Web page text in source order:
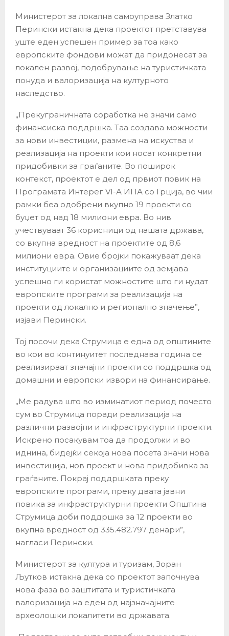
Министерот за локална самоуправа Златко
Перински истакна дека проектот претставува
уште еден успешен пример за тоа како
европските фондови можат да придонесат за
локален развој, подобрување на туристичката
понуда и валоризација на културното
наследство.
„Прекуграничната соработка не значи само
финансиска поддршка. Таа создава можности
за нови инвестиции, размена на искуства и
реализација на проекти кои носат конкретни
придобивки за граѓаните. Во поширок
контекст, проектот е дел од првиот повик на
Програмата Интерег VI-А ИПА со Грција, во чии
рамки беа одобрени вкупно 19 проекти со
буџет од над 18 милиони евра. Во нив
учествуваат 36 корисници од нашата држава,
со вкупна вредност на проектите од 8,6
милиони евра. Овие бројки покажуваат дека
институциите и организациите од земјава
успешно ги користат можностите што ги нудат
европските програми за реализација на
проекти од локално и регионално значење”,
изјави Перински.
Тој посочи дека Струмица е една од општините
во кои во континуитет последнава година се
реализираат значајни проекти со поддршка од
домашни и европски извори на финансирање.
„Ме радува што во изминатиот период почесто
сум во Струмица поради реализација на
различни развојни и инфраструктурни проекти.
Искрено посакувам тоа да продолжи и во
иднина, бидејќи секоја нова посета значи нова
инвестиција, нов проект и нова придобивка за
граѓаните. Покрај поддршката преку
европските програми, преку двата јавни
повика за инфраструктурни проекти Општина
Струмица доби поддршка за 12 проекти во
вкупна вредност од 335.482.797 денари”,
нагласи Перински.
Министерот за култура и туризам, Зоран
Љутков истакна дека со проектот започнува
нова фаза во заштитата и туристичката
валоризација на еден од најзначајните
археолошки локалитети во државата.